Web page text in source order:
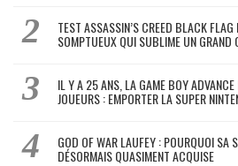
TEST ASSASSIN’S CREED BLACK
SOMPTUEUX QUI SUBLIME UN GRAND
IL Y A 25 ANS, LA GAME BOY ADVANCE
JOUEURS : EMPORTER LA SUPER
GOD OF WAR LAUFEY : POURQUOI SA
DÉSORMAIS QUASIMENT ACQUISE